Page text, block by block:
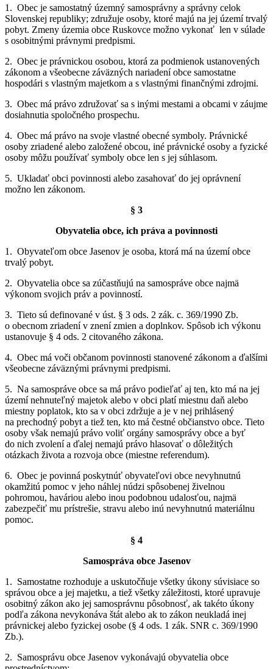
1. Obec je samostatný územný samosprávny a správny celok
Slovenskej republiky; združuje osoby, ktoré majú na jej území trvalý
pobyt. Zmeny územia obce Ruskovce možno vykonať len v súlade
s osobitnými právnymi predpismi.
2. Obec je právnickou osobou, ktorá za podmienok ustanovených
zákonom a všeobecne záväzných nariadení obce samostatne
hospodári s vlastným majetkom a s vlastnými finančnými zdrojmi.
3. Obec má právo združovať sa s inými mestami a obcami v záujme
dosiahnutia spoločného prospechu.
4. Obec má právo na svoje vlastné obecné symboly. Právnické
osoby zriadené alebo založené obcou, iné právnické osoby a fyzické
osoby môžu používať symboly obce len s jej súhlasom.
5. Ukladať obci povinnosti alebo zasahovať do jej oprávnení
možno len zákonom.
§ 3
Obyvatelia obce, ich práva a povinnosti
1. Obyvateľom obce Jasenov je osoba, ktorá má na území obce
trvalý pobyt.
2. Obyvatelia obce sa zúčastňujú na samospráve obce najmä
výkonom svojich práv a povinností.
3. Tieto sú definované v úst. § 3 ods. 2 zák. c. 369/1990 Zb.
o obecnom zriadení v znení zmien a doplnkov. Spôsob ich výkonu
ustanovuje § 4 ods. 2 citovaného zákona.
4. Obec má voči občanom povinnosti stanovené zákonom a ďalšími
všeobecne záväznými právnymi predpismi.
5. Na samospráve obce sa má právo podieľať aj ten, kto má na jej
území nehnuteľný majetok alebo v obci platí miestnu daň alebo
miestny poplatok, kto sa v obci zdržuje a je v nej prihlásený
na prechodný pobyt a tiež ten, kto má čestné občianstvo obce. Tieto
osoby však nemajú právo voliť orgány samosprávy obce a byť
do nich zvolení a ďalej nemajú právo hlasovať o dôležitých
otázkach života a rozvoja obce (miestne referendum).
6. Obec je povinná poskytnúť obyvateľovi obce nevyhnutnú
okamžitú pomoc v jeho náhlej núdzi spôsobenej živelnou
pohromou, haváriou alebo inou podobnou udalosťou, najmä
zabezpečiť mu prístrešie, stravu alebo inú nevyhnutnú materiálnu
pomoc.
§ 4
Samospráva obce Jasenov
1. Samostatne rozhoduje a uskutočňuje všetky úkony súvisiace so
správou obce a jej majetku, a tiež všetky záležitosti, ktoré upravuje
osobitný zákon ako jej samosprávnu pôsobnosť, ak takéto úkony
podľa zákona nevykonáva štát alebo ak to zákon neukladá inej
právnickej alebo fyzickej osobe (§ 4 ods. 1 zák. SNR c. 369/1990
Zb.).
2. Samosprávu obce Jasenov vykonávajú obyvatelia obce